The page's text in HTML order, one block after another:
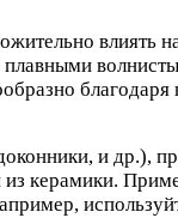
влиять
благодаря
и др.),
из керамики.